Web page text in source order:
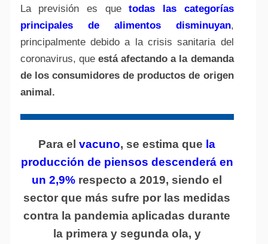
La previsión es quetodas las categorías
principales de alimentos disminuyan,
principalmente debido a la crisis sanitaria del
coronavirus, que está afectando a la demanda
de los consumidores de productos de origen
animal.
Para el vacuno, se estima que la
producción de piensos descenderá en
un 2,9% respecto a 2019, siendo el
sector que más sufre por las medidas
contra la pandemia aplicadas durante
la primera y segunda ola, y